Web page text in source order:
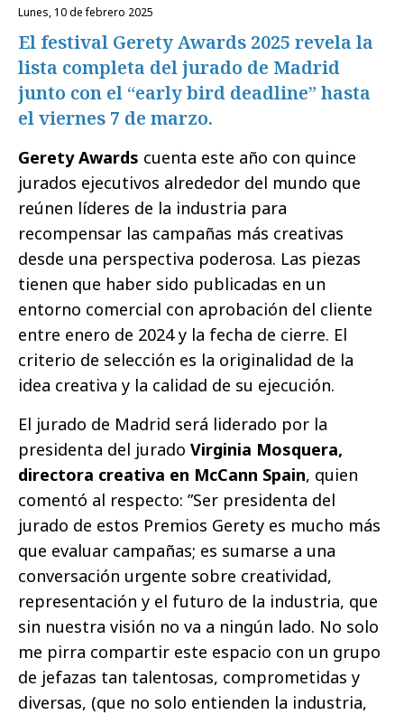
lunes, 10 de febrero 2025
El festival Gerety Awards 2025 revela la
lista completa del jurado de Madrid
junto con el “early bird deadline” hasta
el viernes 7 de marzo.
Gerety Awards cuenta este año con quince
jurados ejecutivos alrededor del mundo que
reúnen líderes de la industria para
recompensar las campañas más creativas
desde una perspectiva poderosa. Las piezas
tienen que haber sido publicadas en un
entorno comercial con aprobación del cliente
entre enero de 2024 y la fecha de cierre. El
criterio de selección es la originalidad de la
idea creativa y la calidad de su ejecución.
El jurado de Madrid será liderado por la
presidenta del jurado Virginia Mosquera,
directora creativa en McCann Spain, quien
comentó al respecto: ”Ser presidenta del
jurado de estos Premios Gerety es mucho más
que evaluar campañas; es sumarse a una
conversación urgente sobre creatividad,
representación y el futuro de la industria, que
sin nuestra visión no va a ningún lado. No solo
me pirra compartir este espacio con un grupo
de jefazas tan talentosas, comprometidas y
diversas, (que no solo entienden la industria,